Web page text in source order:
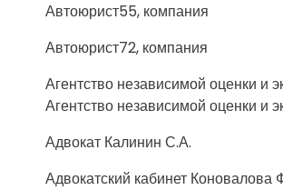
Автоюрист55, компания
Автоюрист72, компания
Агентство независимой оценки и
Агентство независимой оценки и
Адвокат Калинин С.А.
Адвокатский кабинет Коновалова